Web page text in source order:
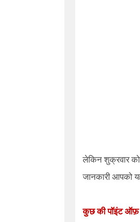
लेकिन शुक्रवार
जानकारी आपको
कुछ की पॉइंट ऑफ़